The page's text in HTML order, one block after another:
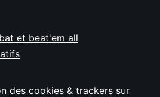
et beat'em all
des cookies & trackers sur